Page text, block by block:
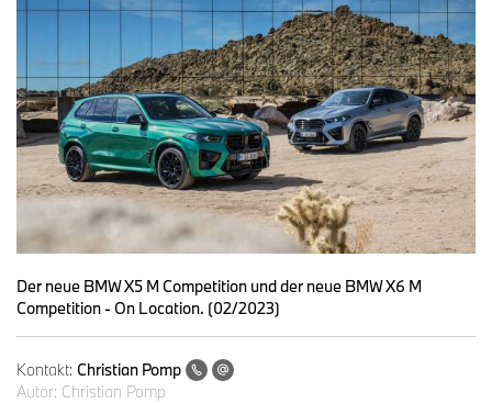
Der neue BMW X5 M Competition und der neue BMW X6 M
Competition - On Location. (02/2023)
Kontakt: Christian Pomp
Autor: Christian Pomp